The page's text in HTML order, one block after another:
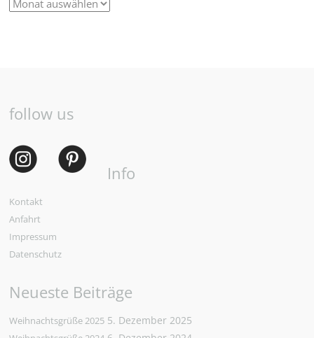
follow us
Info
Kontakt
Anfahrt
Impressum
Datenschutz
Neueste Beiträge
Weihnachtsgrüße 2025 5. Dezember 2025